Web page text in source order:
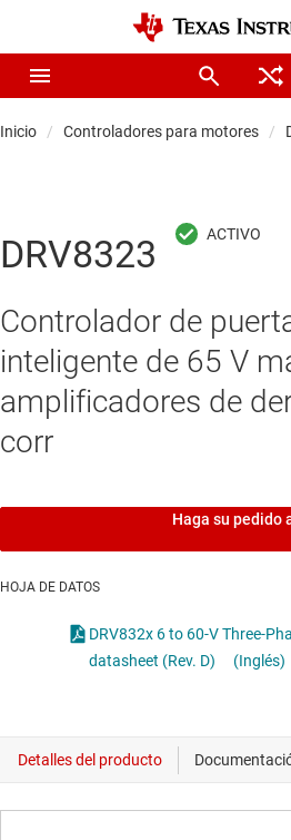
Inicio Controladores para motores
DRV8323
Controlador de
inteligente de 65 V
amplificadores de
corr
Haga su pedido
HOJA DE DATOS
DRV832x 6 to 60-V Three-
datasheet (Rev. D)
(Inglés)